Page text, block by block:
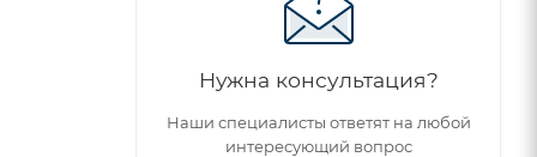
Нужна консультация?
Наши специалисты ответят на любой
интересующий вопрос